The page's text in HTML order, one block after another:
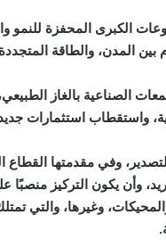
الكبرى المحفزة للنمو
المدن، والطاقة
الصناعية بالغاز
واستقطاب استثمارات
وفي مقدمتها
وأن يكون التركيز منصبًا
والمحيكات، وغيرها، والتي
.